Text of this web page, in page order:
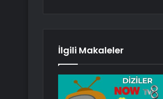
İlgili Makaleler